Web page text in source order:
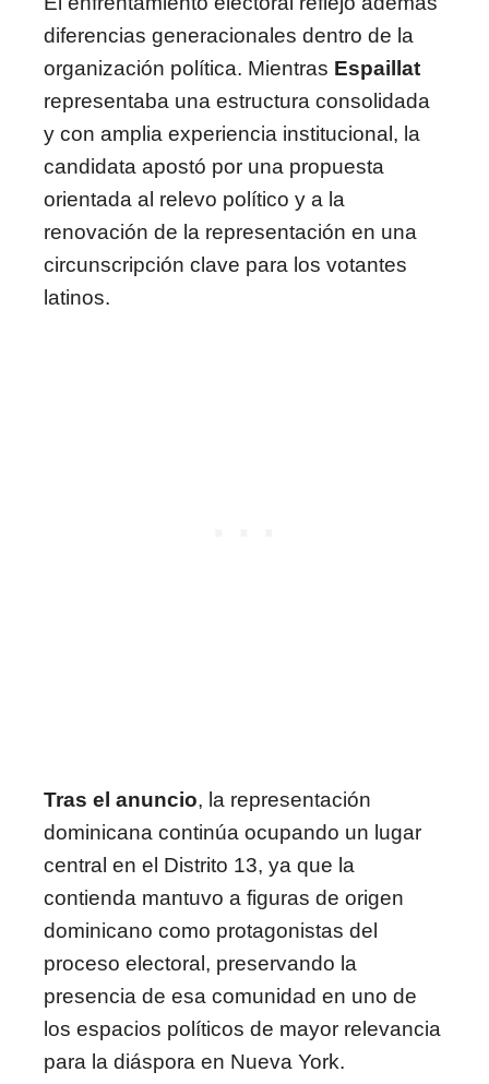
diferencias generacionales dentro de la
organización política. Mientras Espaillat
representaba una estructura consolidada
y con amplia experiencia institucional, la
candidata apostó por una propuesta
orientada al relevo político y a la
renovación de la representación en una
circunscripción clave para los votantes
latinos.
Tras el anuncio, la representación
dominicana continúa ocupando un lugar
central en el Distrito 13, ya que la
contienda mantuvo a figuras de origen
dominicano como protagonistas del
proceso electoral, preservando la
presencia de esa comunidad en uno de
los espacios políticos de mayor relevancia
para la diáspora en Nueva York.